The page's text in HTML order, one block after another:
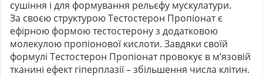
сушіння і для формування рельєфу мускулатури.
За своєю структурою Тестостерон Пропіонат є
ефірною формою тестостерону з додатковою
молекулою пропіонової кислоти. Завдяки своїй
формулі Тестостерон Пропіонат провокує в м’язовій
тканині ефект гіперплазії – збільшення числа клітин.